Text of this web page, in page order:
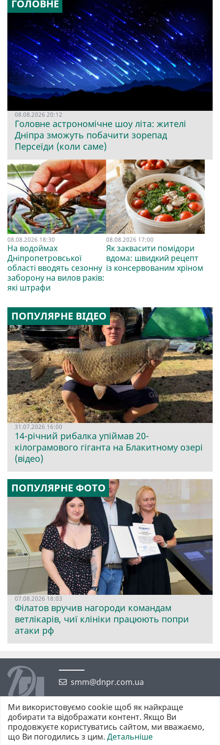
ГОЛОВНЕ
08.08.2026 20:12
Головне астрономічне шоу літа: жителі
Дніпра зможуть побачити зорепад
Персеїди (коли саме)
08.08.2026 18:30
На водоймах
Дніпропетровської
області вводять сезонну
заборону на вилов раків:
які штрафи
08.08.2026 17:00
Як заквасити помідори
вдома: швидкий рецепт
із консервованим хріном
ПОПУЛЯРНЕ ВІДЕО
31.07.2026 16:00
14-річний рибалка упіймав 20-
кілограмового гіганта на Блакитному озері
(відео)
ПОПУЛЯРНЕ ФОТО
07.08.2026 18:03
Філатов вручив нагороди командам
ветлікарів, чиї клініки працюють попри
атаки рф
smm@dnpr.com.ua
©2026 https://dnpr.com.ua Дніпровська порадниця
Ми використовуємо cookie щоб як найкраще
добирати та відображати контент. Якщо Ви
продовжуєте користуватись сайтом, ми вважаємо,
що Ви погодились з цим. Детальніше